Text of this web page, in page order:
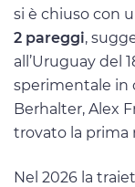
si è chiuso con
2 pareggi,
all’Uruguay del
sperimentale in
Berhalter, Alex
trovato la prima
Nel 2026 la